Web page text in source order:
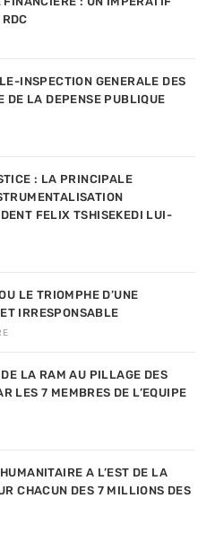
INSPECTION GENERALE DES
DE LA DEPENSE PUBLIQUE
: LA PRINCIPALE
FELIX TSHISEKEDI LUI-
LE TRIOMPHE D’UNE
IRRESPONSABLE
LA RAM AU PILLAGE DES
LES 7 MEMBRES DE L’EQUIPE
A L’EST DE LA
CHACUN DES 7 MILLIONS DES